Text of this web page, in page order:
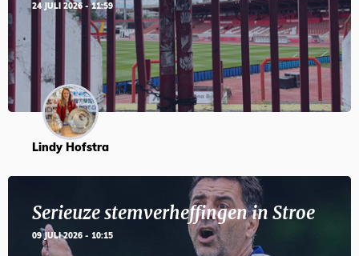
24 JULI 2026 - 11:59
Lindy Hofstra
Serieuze stemverheffingen in Stroe
09 JULI 2026 - 10:15